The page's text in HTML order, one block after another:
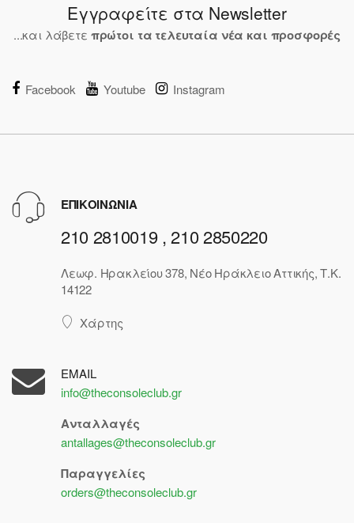
Εγγραφείτε στα Newsletter
...και λάβετε πρώτοι τα τελευταία νέα και προσφορές
Facebook Youtube Instagram
ΕΠΙΚΟΙΝΩΝΙΑ
210 2810019 , 210 2850220
Λεωφ. Ηρακλείου 378, Νέο Ηράκλειο Αττικής, Τ.Κ.
14122
Χάρτης
EMAIL
info@theconsoleclub.gr
Ανταλλαγές
antallages@theconsoleclub.gr
Παραγγελίες
orders@theconsoleclub.gr